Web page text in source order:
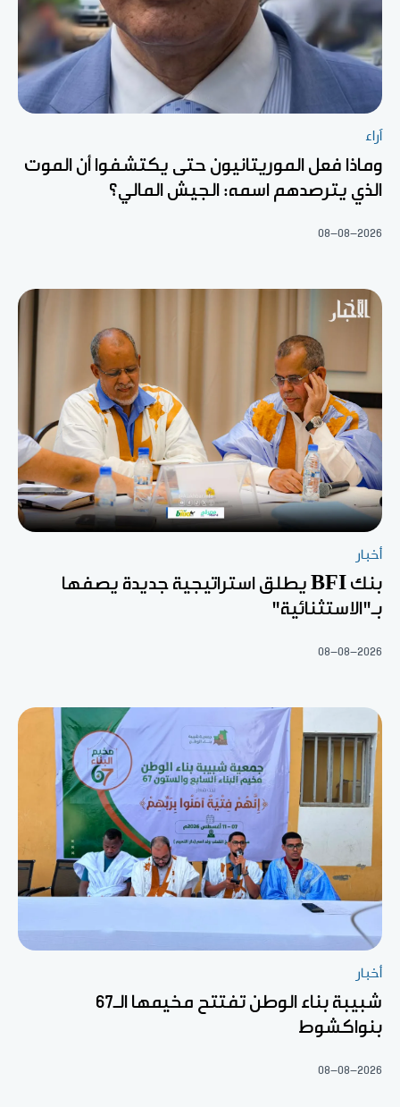
آراء
وماذا فعل الموريتانيون حتى يكتشفوا أن الموت
الذي يترصدهم اسمه: الجيش المالي؟
08-08-2026
أخبار
بنك BFI يطلق استراتيجية جديدة يصفها
بـ"الاستثنائية"
08-08-2026
أخبار
شبيبة بناء الوطن تفتتح مخيمها الـ67
بنواكشوط
08-08-2026